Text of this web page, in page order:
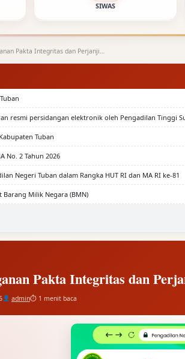
SIWAS
Penandatanganan Pakta Integritas dan Perjanjian Kinerja KPN Se…
resmi persidangan elektronik oleh Pengadilan Tinggi
Tuban
No. 2 Tahun 2026
Negeri Tuban dalam Rangka HUT RI dan MA RI ke-81
Milik Negara (BMN)
Pakta Integritas dan
admin⏱ 1 menit baca